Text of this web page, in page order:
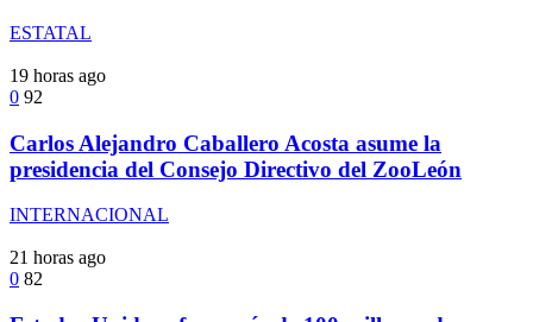
ESTATAL
19 horas ago
0 92
Carlos Alejandro Caballero Acosta asume la
presidencia del Consejo Directivo del ZooLeón
INTERNACIONAL
21 horas ago
0 82